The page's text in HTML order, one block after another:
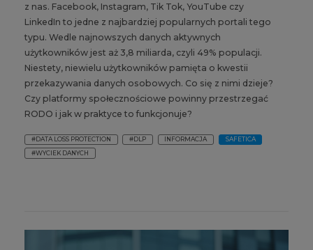
z nas. Facebook, Instagram, Tik Tok, YouTube czy
LinkedIn to jedne z najbardziej popularnych portali tego
typu. Wedle najnowszych danych aktywnych
użytkowników jest aż 3,8 miliarda, czyli 49% populacji.
Niestety, niewielu użytkowników pamięta o kwestii
przekazywania danych osobowych. Co się z nimi dzieje?
Czy platformy społecznościowe powinny przestrzegać
RODO i jak w praktyce to funkcjonuje?
#DATA LOSS PROTECTION #DLP INFORMACJA
SAFETICA
#WYCIEK DANYCH